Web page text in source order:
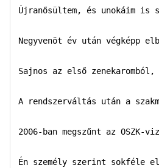
Újranősültem, és unokáim is
Negyvenöt év után végképp
Sajnos az első
A rendszerváltás után a
2006-ban megszűnt az OSZK-
Én személy szerint sokféle